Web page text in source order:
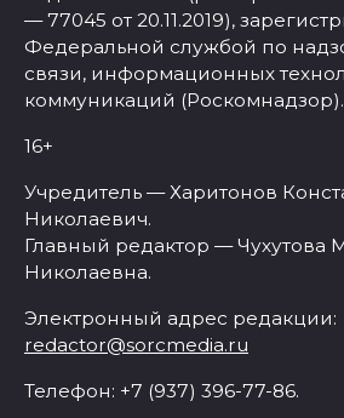
— 77045 от 20.11.2019),
Федеральной службой по
связи, информационных
коммуникаций (Роскомнадзор).
16+
Учредитель — Харитонов
Николаевич.
Главный редактор — Чухутова
Николаевна.
Электронный адрес редакции:
redactor@sorcmedia.ru
Телефон: +7 (937) 396-77-86.